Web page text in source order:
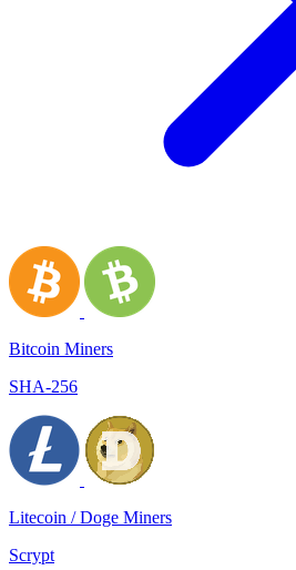
Bitcoin Miners
SHA-256
Litecoin / Doge Miners
Scrypt